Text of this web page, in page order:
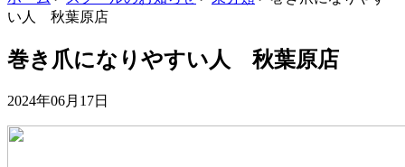
い人 秋葉原店
巻き爪になりやすい人 秋葉原店
2024年06月17日